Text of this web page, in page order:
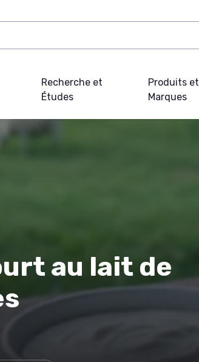
Recherche et
Études
Produits et
Marques
au lait de